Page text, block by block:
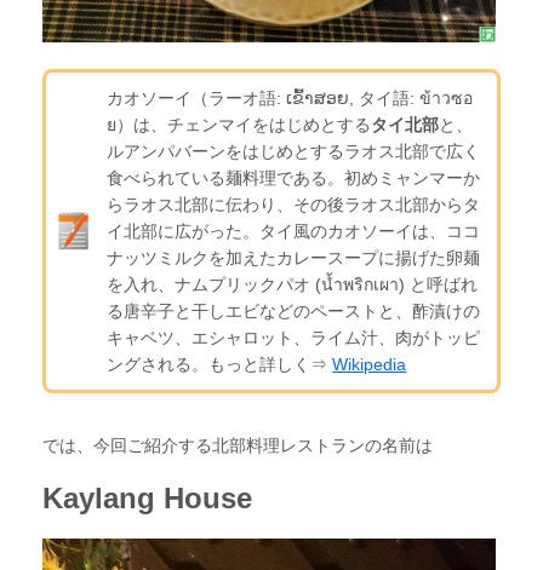
カオソーイ（ラーオ語: ເຂົ້າສອຍ, タイ語: ข้าวซอ
ย）は、チェンマイをはじめとするタイ北部と、
ルアンパバーンをはじめとするラオス北部で広く
食べられている麺料理である。初めミャンマーか
らラオス北部に伝わり、その後ラオス北部からタ
イ北部に広がった。タイ風のカオソーイは、ココ
ナッツミルクを加えたカレースープに揚げた卵麺
を入れ、ナムプリックパオ (น้ำพริกเผา) と呼ばれ
る唐辛子と干しエビなどのペーストと、酢漬けの
キャベツ、エシャロット、ライム汁、肉がトッピ
ングされる。もっと詳しく⇒Wikipedia
では、今回ご紹介する北部料理レストランの名前は
Kaylang House